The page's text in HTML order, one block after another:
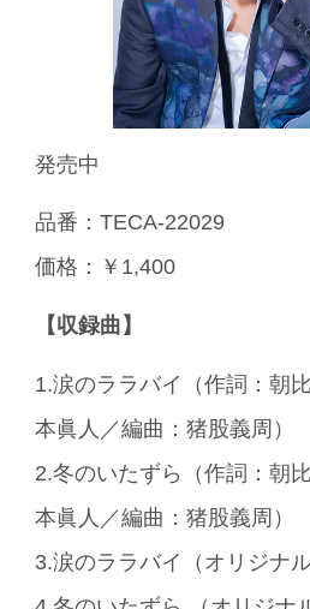
発売中
品番：TECA-22029
価格：￥1,400
【収録曲】
1.涙のララバイ（作詞：朝
本眞人／編曲：猪股義周）
2.冬のいたずら（作詞：朝
本眞人／編曲：猪股義周）
3.涙のララバイ（オリジナ